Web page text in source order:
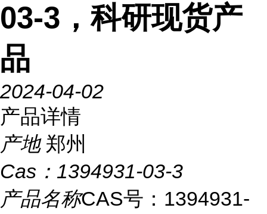
03-3，科研现货产
品
2024-04-02
产品详情
产地 郑州
Cas： 1394931-03-3
产品名称CAS号：1394931-